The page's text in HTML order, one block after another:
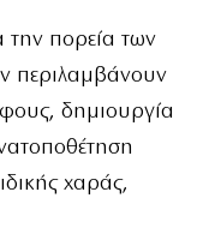
την πορεία των
περιλαμβάνουν
δημιουργία
χαράς,